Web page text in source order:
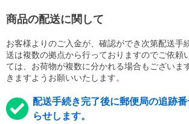
商品の配送に関して
お客様よりのご入金が、確認ができ次第配送手
送は複数の拠点から行っておりますのでご依頼
ては、お荷物が複数に分かれる場合もございま
きますようお願いいたします。
配送手続き完了後に郵便局の追跡
らせします。